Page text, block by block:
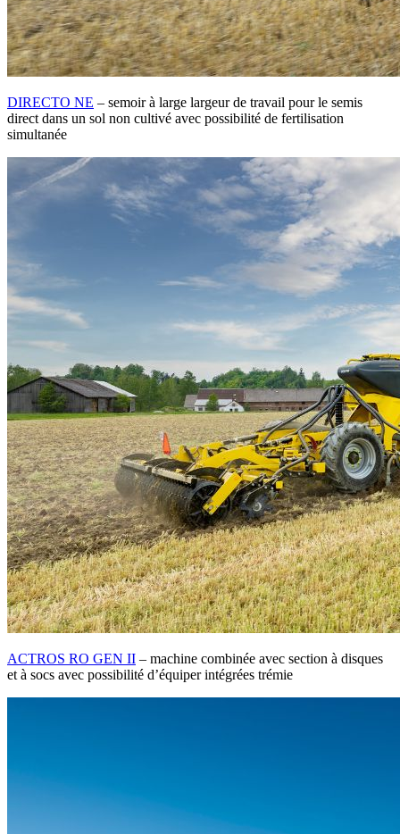
DIRECTO NE – semoir à large largeur de travail pour le semis
direct dans un sol non cultivé avec possibilité de fertilisation
simultanée
ACTROS RO GEN II – machine combinée avec section à disques
et à socs avec possibilité d’équiper intégrées trémie